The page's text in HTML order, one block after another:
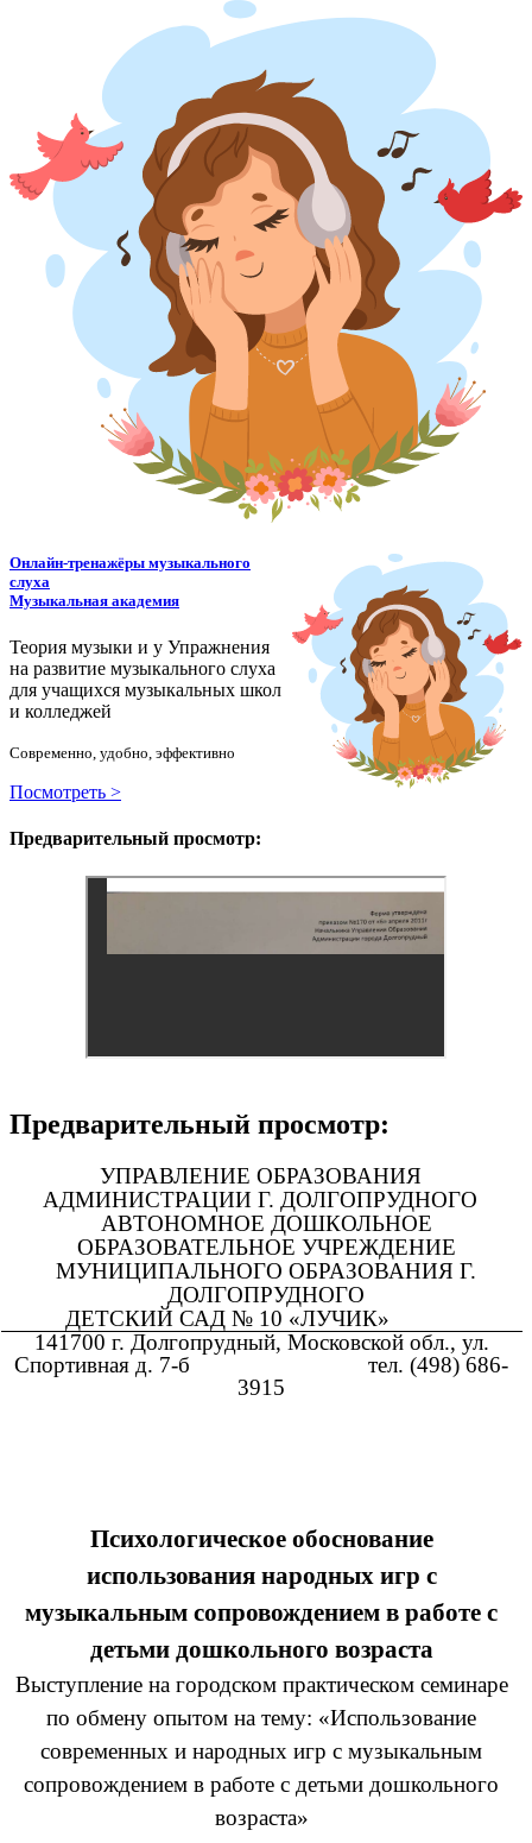
Онлайн-тренажёры музыкального
слуха
Музыкальная академия
Теория музыки и у Упражнения
на развитие музыкального слуха
для учащихся музыкальных школ
и колледжей
Современно, удобно, эффективно
Посмотреть >
Предварительный просмотр:
Предварительный просмотр:
УПРАВЛЕНИЕ ОБРАЗОВАНИЯ
АДМИНИСТРАЦИИ Г. ДОЛГОПРУДНОГО
АВТОНОМНОЕ ДОШКОЛЬНОЕ
ОБРАЗОВАТЕЛЬНОЕ УЧРЕЖДЕНИЕ
МУНИЦИПАЛЬНОГО ОБРАЗОВАНИЯ Г.
ДОЛГОПРУДНОГО
ДЕТСКИЙ САД № 10 «ЛУЧИК»
141700 г. Долгопрудный, Московской обл., ул.
Спортивная д. 7-б тел. (498) 686-
3915
Психологическое обоснование
использования народных игр с
музыкальным сопровождением в работе с
детьми дошкольного возраста
Выступление на городском практическом семинаре
по обмену опытом на тему: «Использование
современных и народных игр с музыкальным
сопровождением в работе с детьми дошкольного
возраста»